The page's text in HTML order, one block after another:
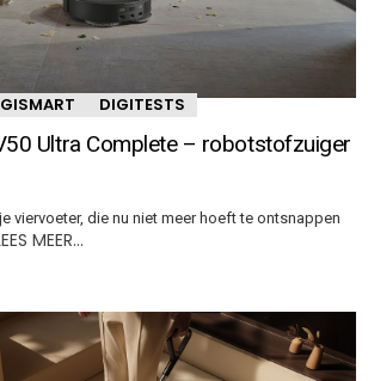
DIGITESTS
Ultra Complete – robotstofzuiger
viervoeter, die nu niet meer hoeft te ontsnappen
MEER…